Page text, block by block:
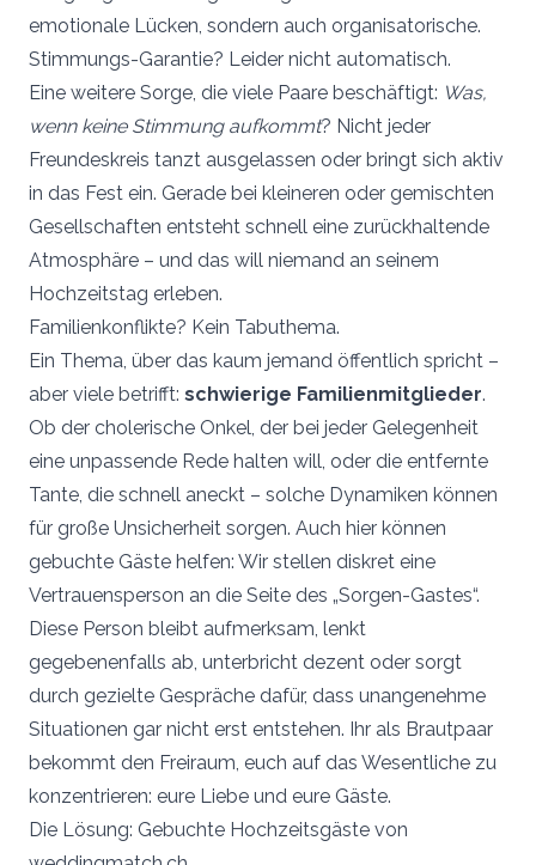
emotionale Lücken, sondern auch organisatorische.
Stimmungs-Garantie? Leider nicht automatisch.
Eine weitere Sorge, die viele Paare beschäftigt: Was,
wenn keine Stimmung aufkommt? Nicht jeder
Freundeskreis tanzt ausgelassen oder bringt sich aktiv
in das Fest ein. Gerade bei kleineren oder gemischten
Gesellschaften entsteht schnell eine zurückhaltende
Atmosphäre – und das will niemand an seinem
Hochzeitstag erleben.
Familienkonflikte? Kein Tabuthema.
Ein Thema, über das kaum jemand öffentlich spricht –
aber viele betrifft: schwierige Familienmitglieder.
Ob der cholerische Onkel, der bei jeder Gelegenheit
eine unpassende Rede halten will, oder die entfernte
Tante, die schnell aneckt – solche Dynamiken können
für große Unsicherheit sorgen. Auch hier können
gebuchte Gäste helfen: Wir stellen diskret eine
Vertrauensperson an die Seite des „Sorgen-Gastes“.
Diese Person bleibt aufmerksam, lenkt
gegebenenfalls ab, unterbricht dezent oder sorgt
durch gezielte Gespräche dafür, dass unangenehme
Situationen gar nicht erst entstehen. Ihr als Brautpaar
bekommt den Freiraum, euch auf das Wesentliche zu
konzentrieren: eure Liebe und eure Gäste.
Die Lösung: Gebuchte Hochzeitsgäste von